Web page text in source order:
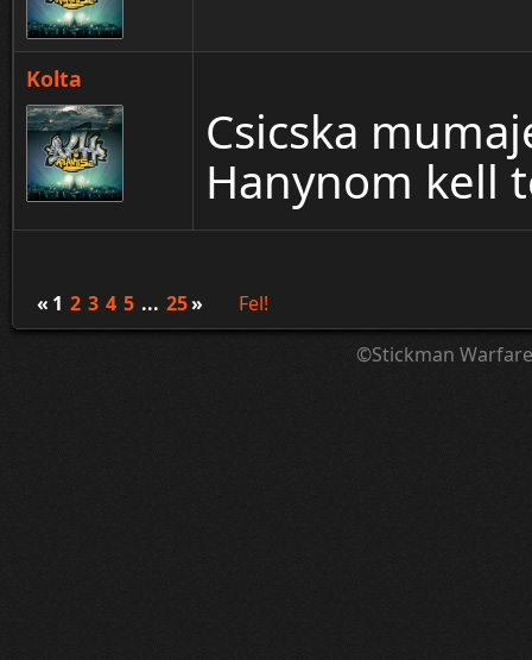
Kolta
Csicska
Hanynom kell
« 1 2 3 4 5 ... 25»
Fel!
©Stickman Warfare